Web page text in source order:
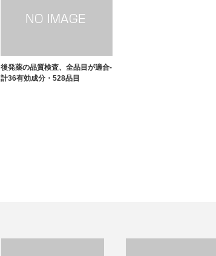
後発薬の品質検査、全品目が適合-
計36有効成分・528品目